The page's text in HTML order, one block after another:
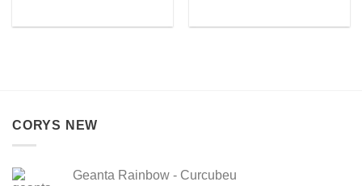
CORYS NEW
Geanta Rainbow - Curcubeu